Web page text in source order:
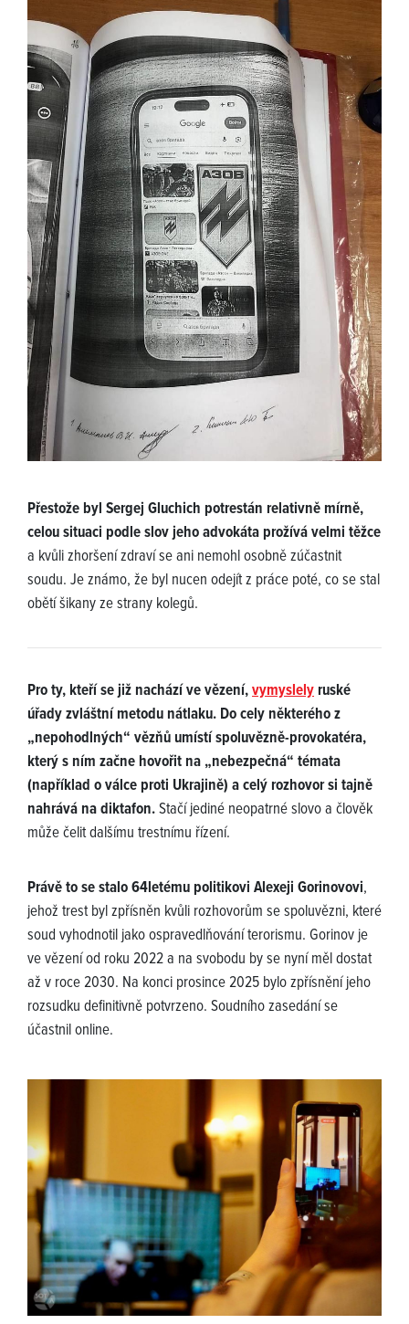
Přestože byl Sergej Gluchich potrestán relativně mírně,
celou situaci podle slov jeho advokáta prožívá velmi těžce
a kvůli zhoršení zdraví se ani nemohl osobně zúčastnit
soudu. Je známo, že byl nucen odejít z práce poté, co se stal
obětí šikany ze strany kolegů.
Pro ty, kteří se již nachází ve vězení,vymyslely ruské
úřady zvláštní metodu nátlaku. Do cely některého z
„nepohodlných“ vězňů umístí spoluvězně-provokatéra,
který s ním začne hovořit na „nebezpečná“ témata
(například o válce proti Ukrajině) a celý rozhovor si tajně
nahrává na diktafon.Stačí jediné neopatrné slovo a člověk
může čelit dalšímu trestnímu řízení.
Právě to se stalo 64letému politikovi Alexeji Gorinovovi,
jehož trest byl zpřísněn kvůli rozhovorům se spoluvězni, které
soud vyhodnotil jako ospravedlňování terorismu. Gorinov je
ve vězení od roku 2022 a na svobodu by se nyní měl dostat
až v roce 2030. Na konci prosince 2025 bylo zpřísnění jeho
rozsudku definitivně potvrzeno. Soudního zasedání se
účastnil online.